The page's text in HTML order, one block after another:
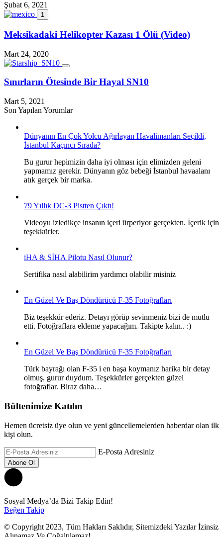
Şubat 6, 2021
1
Meksikadaki Helikopter Kazası 1 Ölü (Video)
Mart 24, 2020
Sınırların Ötesinde Bir Hayal SN10
Mart 5, 2021
Son Yapılan Yorumlar
Dünyanın En Çok Yolcu Ağırlayan Havalimanları Seçildi,
İstanbul Kaçıncı Sırada?
Bu gurur hepimizin daha iyi olması için elimizden geleni
yapmamız gerekir. Dünyanın göz bebeği İstanbul havaalanı
atık gerçek bir marka.
79 Yıllık DC-3 Pistten Çıktı!
Videoyu izledikçe insanın içeri ürperiyor gerçekten. İçerik için
teşekkürler.
iHA & SİHA Pilotu Nasıl Olunur?
Sertifika nasıl alabilirim yardımcı olabilir misiniz
En Güzel Ve Baş Döndürücü F-35 Fotoğrafları
Biz teşekkür ederiz. Detayı görüp sevinmeniz bizi de mutlu
etti. Fotoğraflara ekleme yapacağım. Takipte kalın.. :)
En Güzel Ve Baş Döndürücü F-35 Fotoğrafları
Türk bayrağı olan F-35 i en başa koymanız harika bir detay
olmuş, gurur duydum. Teşekkürler gerçekten güzel
fotoğraflar. Biraz daha…
Bültenimize Katılın
Hemen ücretsiz üye olun ve yeni güncellemelerden haberdar olan ilk
kişi olun.
E-Posta Adresiniz
Sosyal Medya’da Bizi Takip Edin!
Beğen Takip
© Copyright 2023, Tüm Hakları Saklıdır, Sitemizdeki Yazılar İzinsiz